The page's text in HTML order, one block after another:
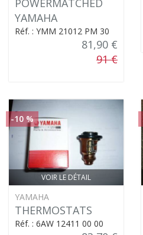
POWERMATCHED
YAMAHA
Réf. : YMM 21012 PM 30
81,90 €
91 €
VOIR LE DÉTAIL
-10 %
YAMAHA
THERMOSTATS
Réf. : 6AW 12411 00 00